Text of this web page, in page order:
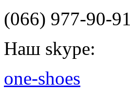
(066) 977-90-91
Наш skype:
one-shoes